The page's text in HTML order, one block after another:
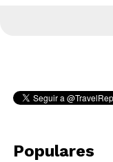
Populares